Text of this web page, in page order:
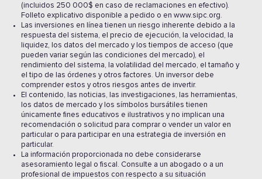
(incluidos 250 000$ en caso de reclamaciones en efectivo).
Folleto explicativo disponible a pedido o en www.sipc.org.
Las inversiones en línea tienen un riesgo inherente debido a la
respuesta del sistema, el precio de ejecución, la velocidad, la
liquidez, los datos del mercado y los tiempos de acceso (que
pueden variar según las condiciones del mercado), el
rendimiento del sistema, la volatilidad del mercado, el tamaño y
el tipo de las órdenes y otros factores. Un inversor debe
comprender estos y otros riesgos antes de invertir.
El contenido, las noticias, las investigaciones, las herramientas,
los datos de mercado y los símbolos bursátiles tienen
únicamente fines educativos e ilustrativos y no implican una
recomendación o solicitud para comprar o vender un valor en
particular o para participar en una estrategia de inversión en
particular.
La información proporcionada no debe considerarse
asesoramiento legal o fiscal. Consulte a un abogado o a un
profesional de impuestos con respecto a su situación